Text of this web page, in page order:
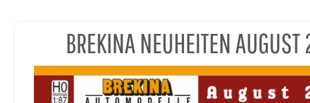
BREKINA NEUHEITEN